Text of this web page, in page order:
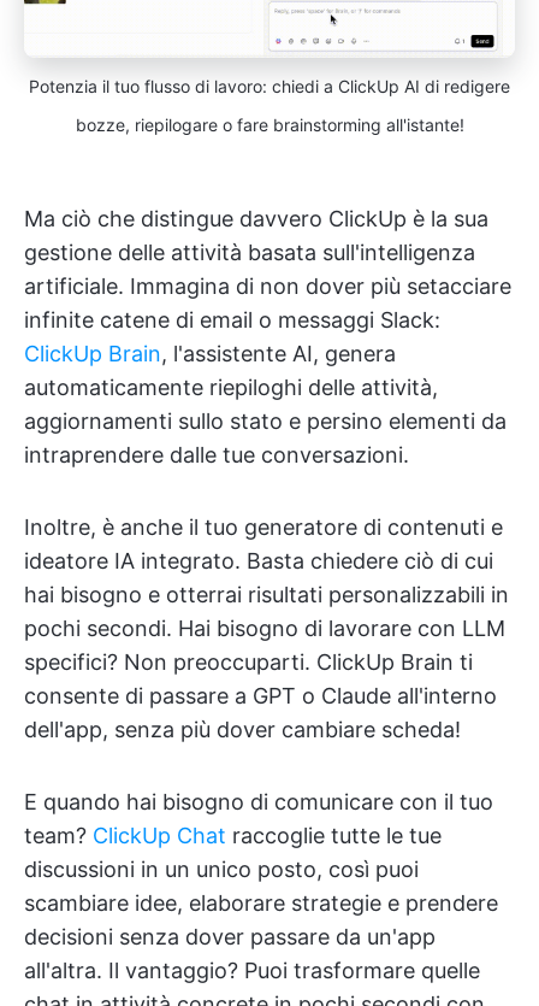
Potenzia il tuo flusso di lavoro: chiedi a ClickUp AI di redigere
bozze, riepilogare o fare brainstorming all'istante!
Ma ciò che distingue davvero ClickUp è la sua
gestione delle attività basata sull'intelligenza
artificiale. Immagina di non dover più setacciare
infinite catene di email o messaggi Slack:
ClickUp Brain, l'assistente AI, genera
automaticamente riepiloghi delle attività,
aggiornamenti sullo stato e persino elementi da
intraprendere dalle tue conversazioni.
Inoltre, è anche il tuo generatore di contenuti e
ideatore IA integrato. Basta chiedere ciò di cui
hai bisogno e otterrai risultati personalizzabili in
pochi secondi. Hai bisogno di lavorare con LLM
specifici? Non preoccuparti. ClickUp Brain ti
consente di passare a GPT o Claude all'interno
dell'app, senza più dover cambiare scheda!
E quando hai bisogno di comunicare con il tuo
team? ClickUp Chat raccoglie tutte le tue
discussioni in un unico posto, così puoi
scambiare idee, elaborare strategie e prendere
decisioni senza dover passare da un'app
all'altra. Il vantaggio? Puoi trasformare quelle